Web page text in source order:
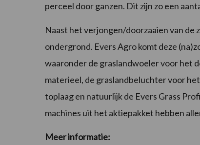
perceel door ganzen. Dit zijn zo een
Naast het verjongen/doorzaaien van de
ondergrond. Evers Agro komt deze
waaronder de graslandwoeler voor het
materieel, de graslandbeluchter voor
toplaag en natuurlijk de Evers Grass
machines uit het aktiepakket hebben
Meer informatie: